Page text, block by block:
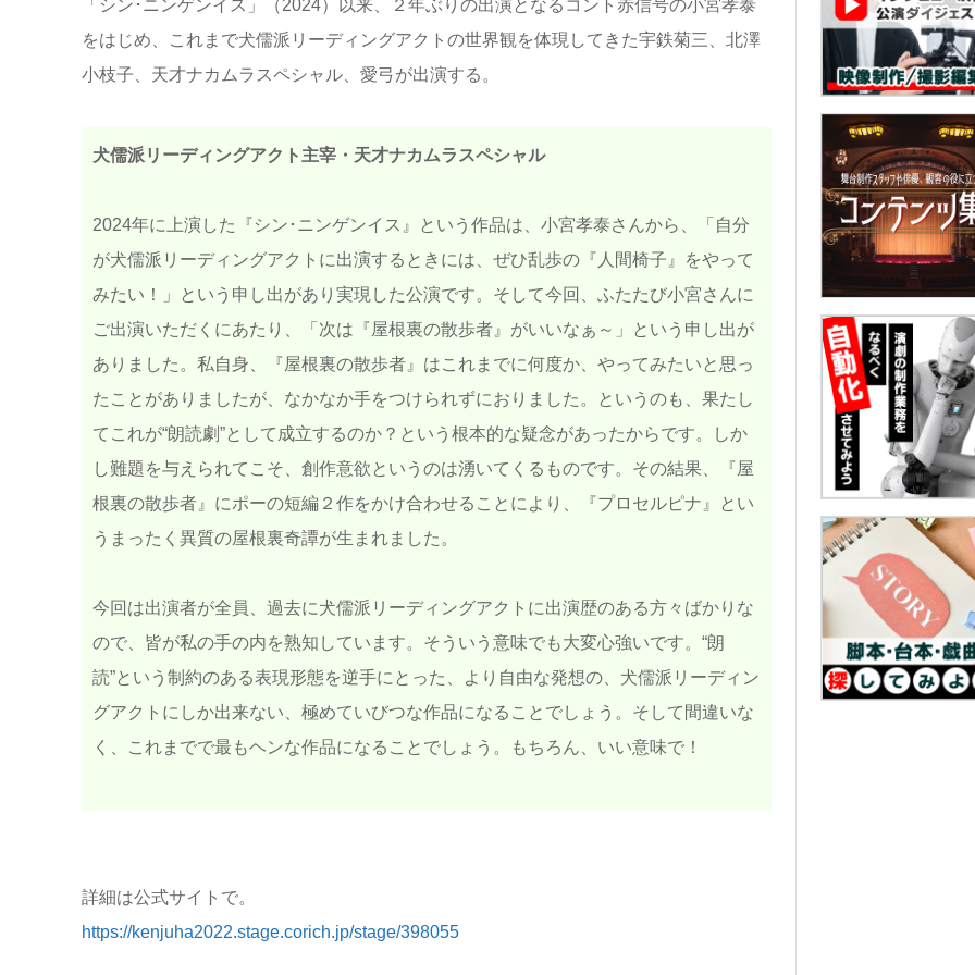
「シン･ニンゲンイス」（2024）以来、２年ぶりの出演となるコント赤信号の小宮孝泰
をはじめ、これまで犬儒派リーディングアクトの世界観を体現してきた宇鉄菊三、北澤
小枝子、天才ナカムラスペシャル、愛弓が出演する。
犬儒派リーディングアクト主宰・天才ナカムラスペシャル
2024年に上演した『シン･ニンゲンイス』という作品は、小宮孝泰さんから、「自分
が犬儒派リーディングアクトに出演するときには、ぜひ乱歩の『人間椅子』をやって
みたい！」という申し出があり実現した公演です。そして今回、ふたたび小宮さんに
ご出演いただくにあたり、「次は『屋根裏の散歩者』がいいなぁ～」という申し出が
ありました。私自身、『屋根裏の散歩者』はこれまでに何度か、やってみたいと思っ
たことがありましたが、なかなか手をつけられずにおりました。というのも、果たし
てこれが“朗読劇”として成立するのか？という根本的な疑念があったからです。しか
し難題を与えられてこそ、創作意欲というのは湧いてくるものです。その結果、『屋
根裏の散歩者』にポーの短編２作をかけ合わせることにより、『プロセルピナ』とい
うまったく異質の屋根裏奇譚が生まれました。
今回は出演者が全員、過去に犬儒派リーディングアクトに出演歴のある方々ばかりな
ので、皆が私の手の内を熟知しています。そういう意味でも大変心強いです。“朗
読”という制約のある表現形態を逆手にとった、より自由な発想の、犬儒派リーディン
グアクトにしか出来ない、極めていびつな作品になることでしょう。そして間違いな
く、これまでで最もヘンな作品になることでしょう。もちろん、いい意味で！
詳細は公式サイトで。
https://kenjuha2022.stage.corich.jp/stage/398055